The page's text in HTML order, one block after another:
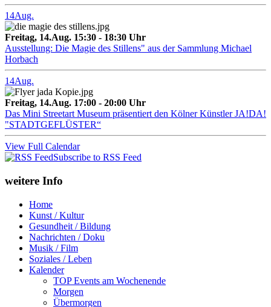
14Aug.
Freitag, 14.Aug. 15:30 - 18:30 Uhr
Ausstellung: Die Magie des Stillens" aus der Sammlung Michael
Horbach
14Aug.
Freitag, 14.Aug. 17:00 - 20:00 Uhr
Das Mini Streetart Museum präsentiert den Kölner Künstler JA!DA!
"STADTGEFLÜSTER“
View Full Calendar
Subscribe to RSS Feed
weitere Info
Home
Kunst / Kultur
Gesundheit / Bildung
Nachrichten / Doku
Musik / Film
Soziales / Leben
Kalender
TOP Events am Wochenende
Morgen
Übermorgen